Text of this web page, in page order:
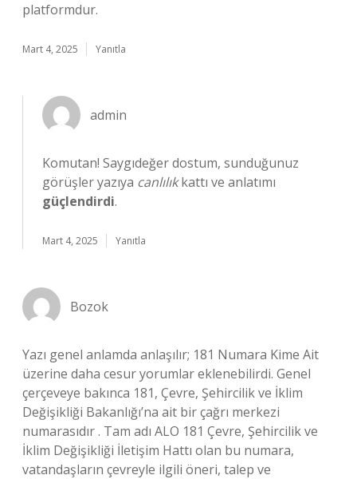
platformdur.
Mart 4, 2025 Yanıtla
admin
Komutan! Saygıdeğer dostum, sunduğunuz
görüşler yazıya canlılıkkattı ve anlatımı
güçlendirdi.
Mart 4, 2025 Yanıtla
Bozok
Yazı genel anlamda anlaşılır; 181 Numara Kime Ait
üzerine daha cesur yorumlar eklenebilirdi. Genel
çerçeveye bakınca 181, Çevre, Şehircilik ve İklim
Değişikliği Bakanlığı’na ait bir çağrı merkezi
numarasıdır . Tam adı ALO 181 Çevre, Şehircilik ve
İklim Değişikliği İletişim Hattı olan bu numara,
vatandaşların çevreyle ilgili öneri, talep ve